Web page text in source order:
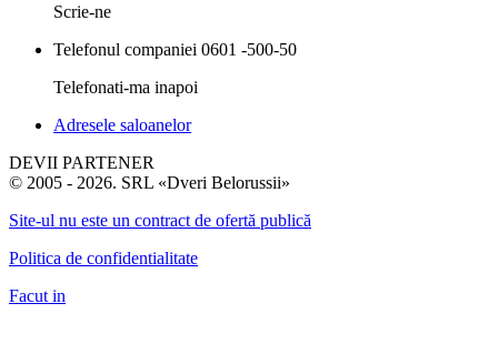
Scrie-ne
Telefonul companiei 0601 -500-50
Telefonati-ma inapoi
Adresele saloanelor
DEVII PARTENER
© 2005 - 2026. SRL «Dveri Belorussii»
Site-ul nu este un contract de ofertă publică
Politica de confidentialitate
Facut in